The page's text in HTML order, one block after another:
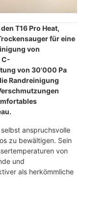
T16 Pro Heat,
für eine
von
C-
von 30'000 Pa
Randreinigung
anspruchsvolle
zu bewältigen. Sein
von
und
als herkömmliche